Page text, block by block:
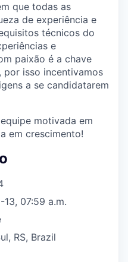
que todas as
de experiência e
técnicos do
e
paixão é a chave
por isso incentivamos
a se candidatarem
motivada em
em crescimento!
07:59 a.m.
RS, Brazil